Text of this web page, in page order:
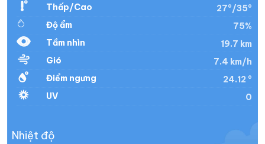
Thấp/Cao
27°/35°
Độ ẩm
75%
Tầm nhìn
19.7 km
Gió
7.4 km/h
Điểm ngưng
24.12 °
UV
0
Nhiệt độ